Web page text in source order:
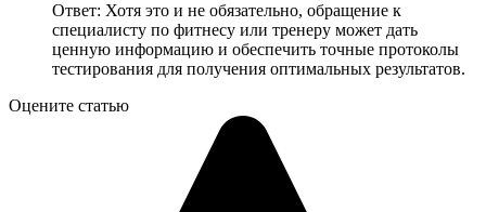
Ответ: Хотя это и не обязательно, обращение к
специалисту по фитнесу или тренеру может дать
ценную информацию и обеспечить точные протоколы
тестирования для получения оптимальных результатов.
Оцените статью